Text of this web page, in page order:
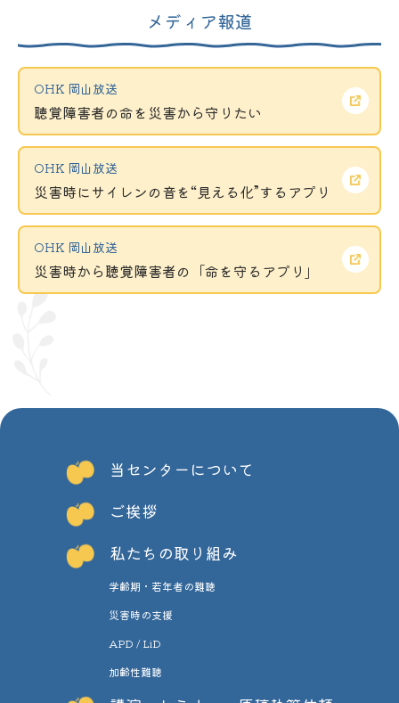
メディア報道
OHK 岡山放送
聴覚障害者の命を災害から守りたい
OHK 岡山放送
災害時にサイレンの音を“見える化”するアプリ
OHK 岡山放送
災害時から聴覚障害者の「命を守るアプリ」
当センターについて
ご挨拶
私たちの取り組み
学齢期・若年者の難聴
災害時の支援
APD / LiD
加齢性難聴